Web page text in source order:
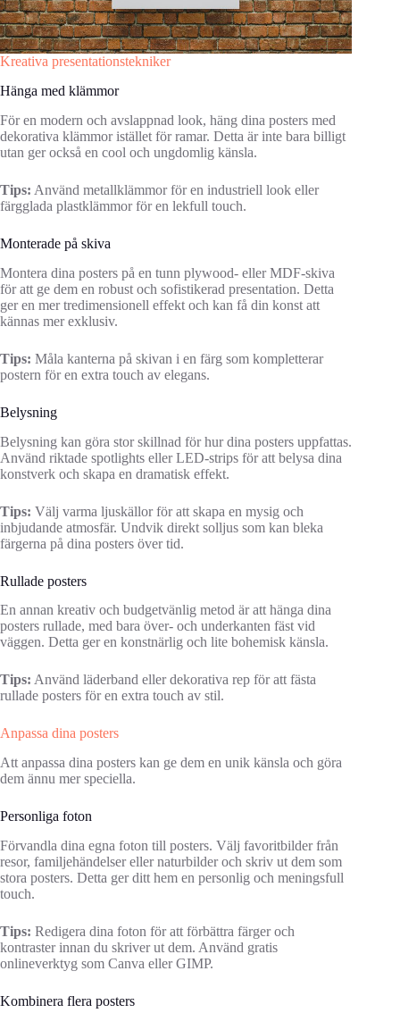
Kreativa presentationstekniker
Hänga med klämmor
För en modern och avslappnad look, häng dina posters med
dekorativa klämmor istället för ramar. Detta är inte bara billigt
utan ger också en cool och ungdomlig känsla.
Tips: Använd metallklämmor för en industriell look eller
färgglada plastklämmor för en lekfull touch.
Monterade på skiva
Montera dina posters på en tunn plywood- eller MDF-skiva
för att ge dem en robust och sofistikerad presentation. Detta
ger en mer tredimensionell effekt och kan få din konst att
kännas mer exklusiv.
Tips: Måla kanterna på skivan i en färg som kompletterar
postern för en extra touch av elegans.
Belysning
Belysning kan göra stor skillnad för hur dina posters uppfattas.
Använd riktade spotlights eller LED-strips för att belysa dina
konstverk och skapa en dramatisk effekt.
Tips: Välj varma ljuskällor för att skapa en mysig och
inbjudande atmosfär. Undvik direkt solljus som kan bleka
färgerna på dina posters över tid.
Rullade posters
En annan kreativ och budgetvänlig metod är att hänga dina
posters rullade, med bara över- och underkanten fäst vid
väggen. Detta ger en konstnärlig och lite bohemisk känsla.
Tips: Använd läderband eller dekorativa rep för att fästa
rullade posters för en extra touch av stil.
Anpassa dina posters
Att anpassa dina posters kan ge dem en unik känsla och göra
dem ännu mer speciella.
Personliga foton
Förvandla dina egna foton till posters. Välj favoritbilder från
resor, familjehändelser eller naturbilder och skriv ut dem som
stora posters. Detta ger ditt hem en personlig och meningsfull
touch.
Tips: Redigera dina foton för att förbättra färger och
kontraster innan du skriver ut dem. Använd gratis
onlineverktyg som Canva eller GIMP.
Kombinera flera posters